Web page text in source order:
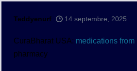
Teddyenurf 14 septembre, 2025
CuraBharat USA: medications from
pharmacy